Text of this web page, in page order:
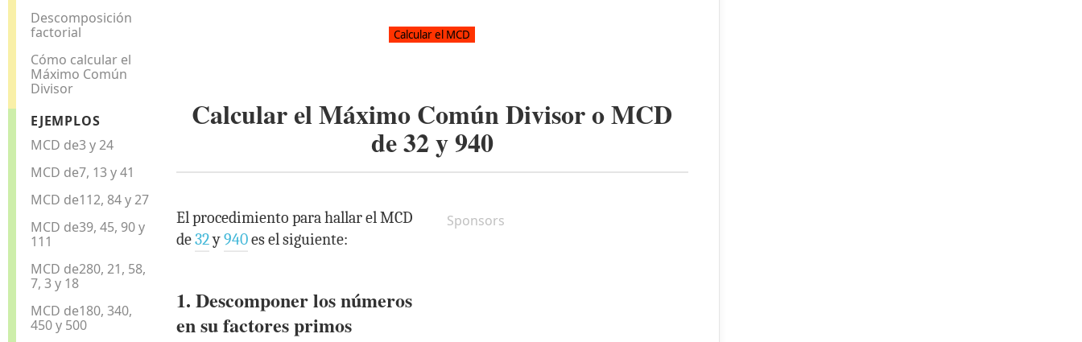
Descomposición
factorial
Cómo calcular el
Máximo Común
Divisor
EJEMPLOS
MCD de3 y 24
MCD de7, 13 y 41
MCD de112, 84 y 27
MCD de39, 45, 90 y
111
MCD de280, 21, 58,
7, 3 y 18
MCD de180, 340,
450 y 500
Calcular el Máximo Común Divisor o MCD
de32y940
Sponsors
El procedimiento para hallar el MCD
de32y940es el siguiente:
1. Descomponer los números
en su factores primos